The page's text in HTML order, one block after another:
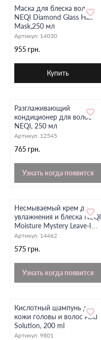
Маска для блеска волос
NEQI Diamond Glass Hair
Mask,250 мл
Артикул: 14030
955 грн.
Купить
Разглаживающий
кондиционер для волос
NEQI, 250 мл
Артикул: 12545
765 грн.
Узнать когда появится
Несмываемый крем для
увлажнения и блеска NEQI
Moisture Mystery Leave-In
Cream, 200 мл
Артикул: 14462
575 грн.
Узнать когда появится
Кислотный шампунь для
кожи головы и волос Asid
Solution, 200 ml
Артикул: 9801